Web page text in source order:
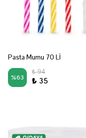
Pasta Mumu 70 Lİ
%63
₺ 94
₺ 35